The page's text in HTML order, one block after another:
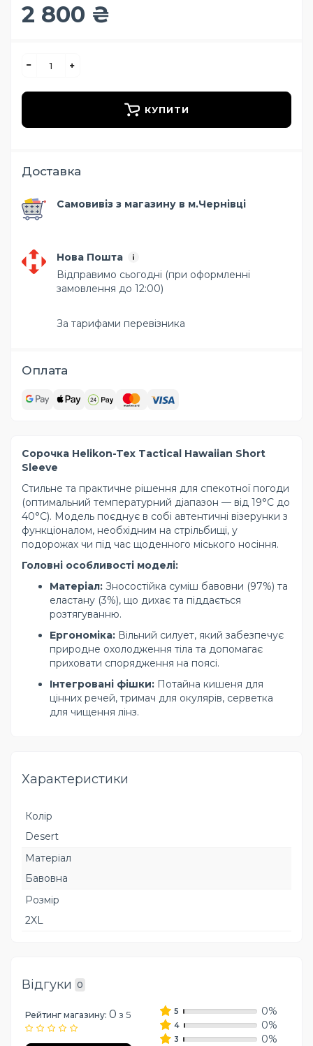
2 800 ₴
КУПИТИ
Доставка
Самовивіз з магазину в м.Чернівці
Нова Пошта
Відправимо сьогодні (при оформленні
замовлення до 12:00)
За тарифами перевізника
Оплата
Сорочка Helikon-Tex Tactical Hawaiian Short
Sleeve
Стильне та практичне рішення для спекотної погоди
(оптимальний температурний діапазон — від 19°C до
40°C). Модель поєднує в собі автентичні візерунки з
функціоналом, необхідним на стрільбищі, у
подорожах чи під час щоденного міського носіння.
Головні особливості моделі:
Матеріал: Зносостійка суміш бавовни (97%) та
еластану (3%), що дихає та піддається
розтягуванню.
Ергономіка: Вільний силует, який забезпечує
природне охолодження тіла та допомагає
приховати спорядження на поясі.
Інтегровані фішки: Потайна кишеня для
цінних речей, тримач для окулярів, серветка
для чищення лінз.
Характеристики
Колір
Desert
Матеріал
Бавовна
Розмір
2XL
Відгуки 0
Рейтинг магазину: 0 з 5 5 0%
4 0%
3 0%